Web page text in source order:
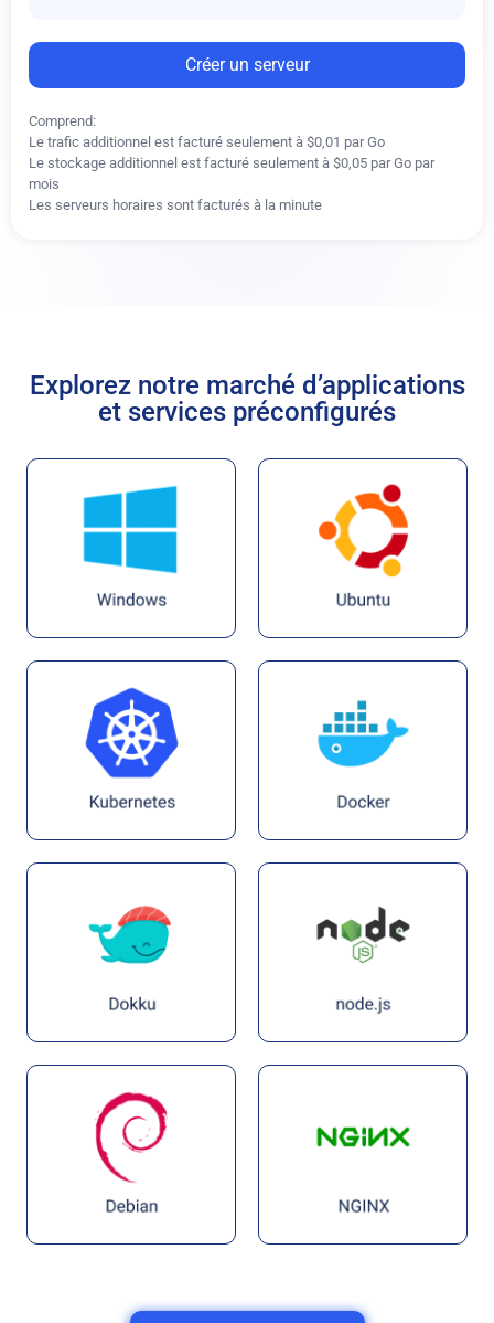
Créer un serveur
Comprend:
Le trafic additionnel est facturé seulement à $0,01 par Go
Le stockage additionnel est facturé seulement à $0,05 par Go par
mois
Les serveurs horaires sont facturés à la minute
Explorez notre marché d’applications
et services préconfigurés